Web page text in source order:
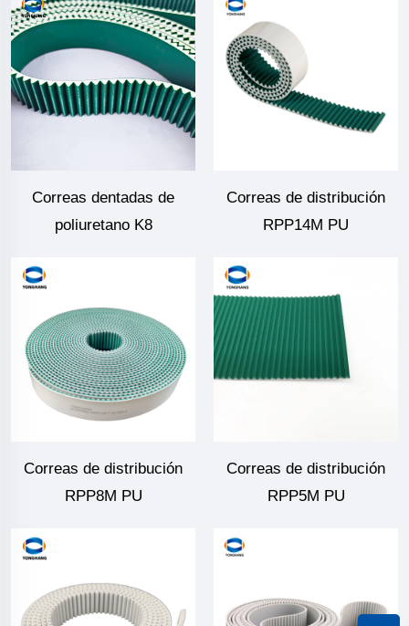
Correas dentadas de
poliuretano K8
Correas de distribución
RPP14M PU
Correas de distribución
RPP8M PU
Correas de distribución
RPP5M PU